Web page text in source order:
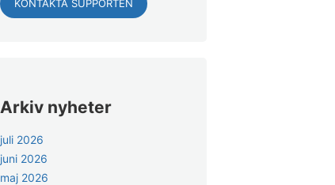
KONTAKTA SUPPORTEN
Arkiv nyheter
juli 2026
juni 2026
maj 2026